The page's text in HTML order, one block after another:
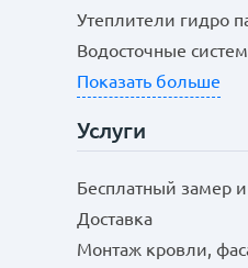
Утеплители гидро
Водосточные
Показать больше
Услуги
Бесплатный замер
Доставка
Монтаж кровли,